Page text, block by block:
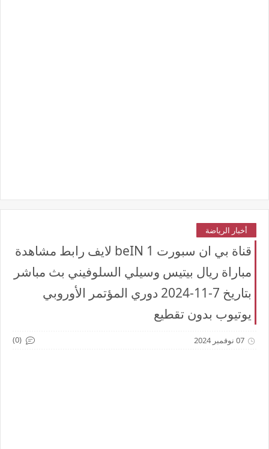
أخبار الرياضة
قناة بي ان سبورت beIN 1 لايف رابط مشاهدة
مباراة ريال بيتيس وسيلي السلوفيني بث مباشر
بتاريخ 7-11-2024 دوري المؤتمر الأوروبي
يوتيوب بدون تقطيع
07 نوفمبر 2024 (0)